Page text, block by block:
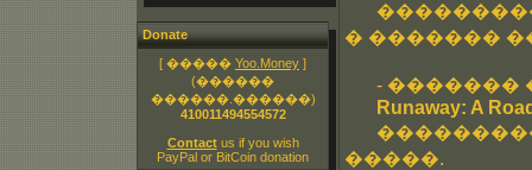
Donate
[ ����� Yoo.Money ]
(������
������.������)
410011494554572
Contactus if you wish
PayPal or BitCoin donation
� �������
- �������
Runaway: A
�����.